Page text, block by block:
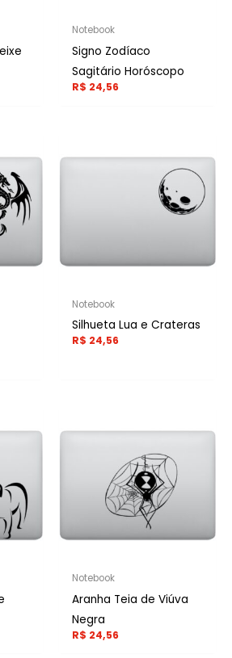
Notebook
Signo Zodíaco
Sagitário Horóscopo
R$ 24,56
Notebook
Silhueta Lua e Crateras
R$ 24,56
Notebook
Aranha Teia de Viúva
Negra
R$ 24,56